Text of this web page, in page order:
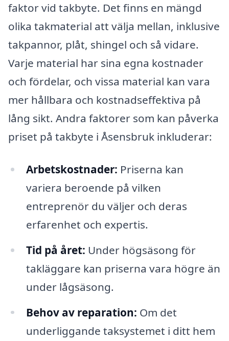
faktor vid takbyte. Det finns en mängd
olika takmaterial att välja mellan, inklusive
takpannor, plåt, shingel och så vidare.
Varje material har sina egna kostnader
och fördelar, och vissa material kan vara
mer hållbara och kostnadseffektiva på
lång sikt. Andra faktorer som kan påverka
priset på takbyte i Åsensbruk inkluderar:
Arbetskostnader: Priserna kan
variera beroende på vilken
entreprenör du väljer och deras
erfarenhet och expertis.
Tid på året: Under högsäsong för
takläggare kan priserna vara högre än
under lågsäsong.
Behov av reparation: Om det
underliggande taksystemet i ditt hem